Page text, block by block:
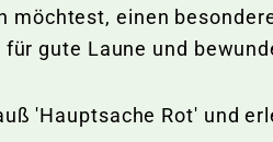
möchtest, einen
gute Laune und
'Hauptsache Rot' und